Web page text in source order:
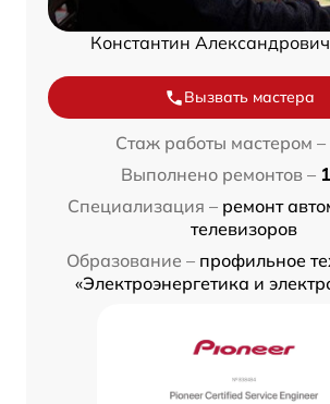
Константин
Вызвать мастера
Стаж работы мастером –
Выполнено ремонтов –
Специализация – ремонт
телевизоров
Образование – профильное
«Электроэнергетика и